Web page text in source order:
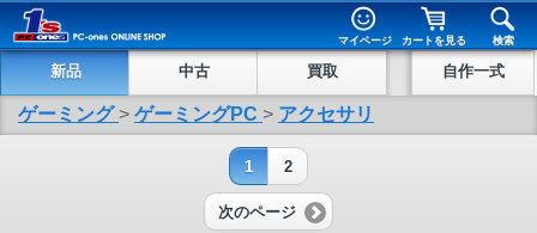
マイページ カートを見る 検索
新品 中古 買取 自作一式
ゲーミング > ゲーミングPC > アクセサリ
1 2
次のページ